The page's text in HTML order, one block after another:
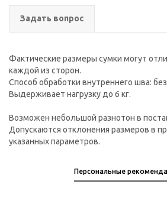
Задать вопрос
Фактические размеры сумки могут
каждой из сторон.
Способ обработки внутреннего шва:
Выдерживает нагрузку до 6 кг.
Возможен небольшой разнотон в
Допускаются отклонения размеров в
указанных параметров.
Персональные